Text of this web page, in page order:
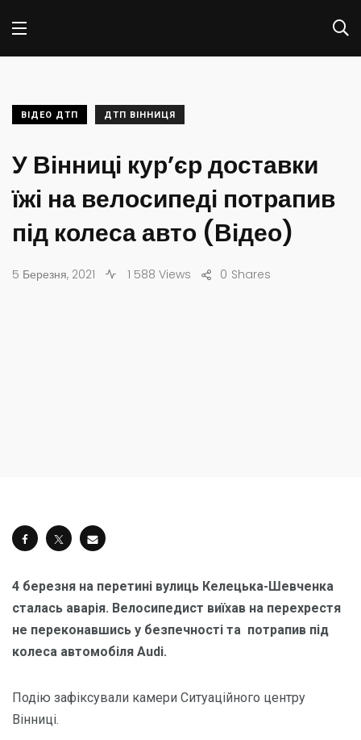
ВІДЕО ДТП ДТП ВІННИЦЯ
У Вінниці кур’єр доставки
їжі на велосипеді потрапив
під колеса авто (Відео)
5 Березня, 2021 1 588 Views Shares
0
4 березня на перетині вулиць Келецька-Шевченка
сталась аварія. Велосипедист виїхав на перехрестя
не переконавшись у безпечності та потрапив під
колеса автомобіля Audi.
Подію зафіксували камери Ситуаційного центру
Вінниці.